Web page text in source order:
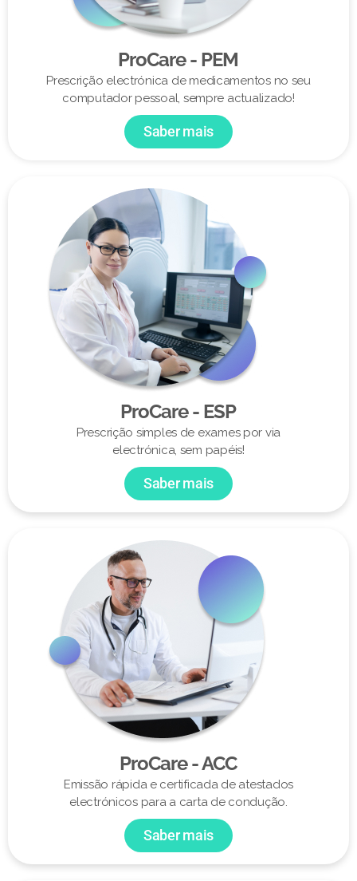
ProCare - PEM
Prescrição electrónica de medicamentos no seu
computador pessoal, sempre actualizado!
Saber mais
ProCare - ESP
Prescrição simples de exames por via
electrónica, sem papéis!
Saber mais
ProCare - ACC
Emissão rápida e certificada de atestados
electrónicos para a carta de condução.
Saber mais